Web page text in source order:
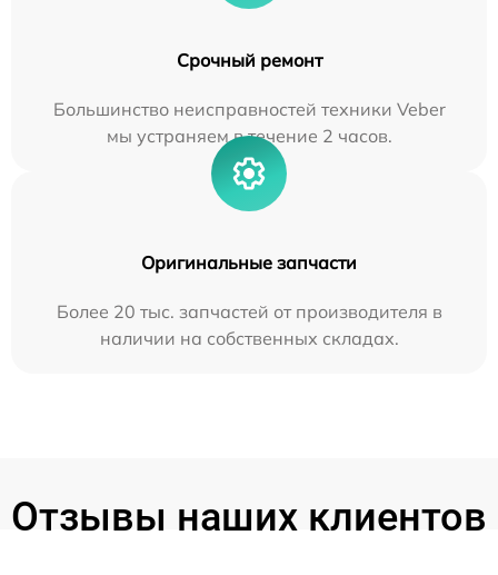
Срочный ремонт
Большинство неисправностей техники Veber
мы устраняем в течение 2 часов.
Оригинальные запчасти
Более 20 тыс. запчастей от производителя в
наличии на собственных складах.
Отзывы наших клиентов